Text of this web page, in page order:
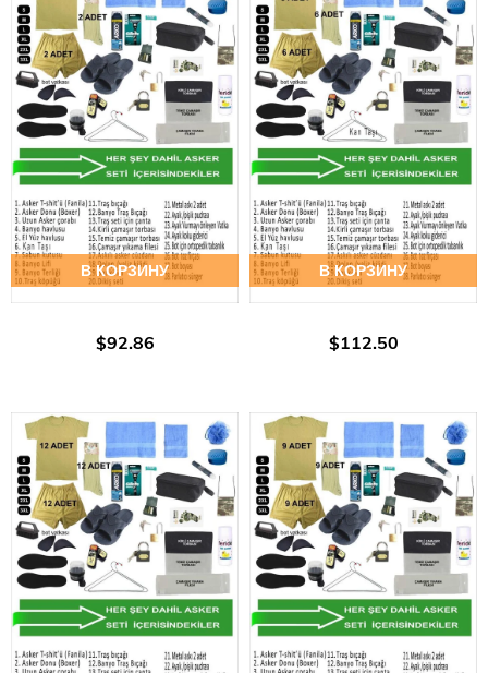
В КОРЗИНУ
$92.86
В КОРЗИНУ
$112.50